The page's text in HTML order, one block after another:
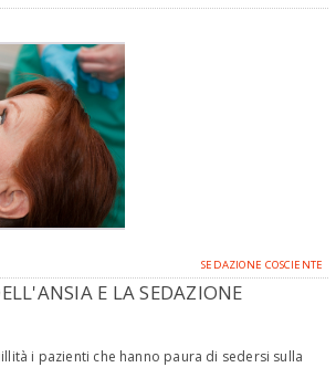
SEDAZIONE COSCIENTE
E LA SEDAZIONE
i pazienti che hanno paura di sedersi sulla